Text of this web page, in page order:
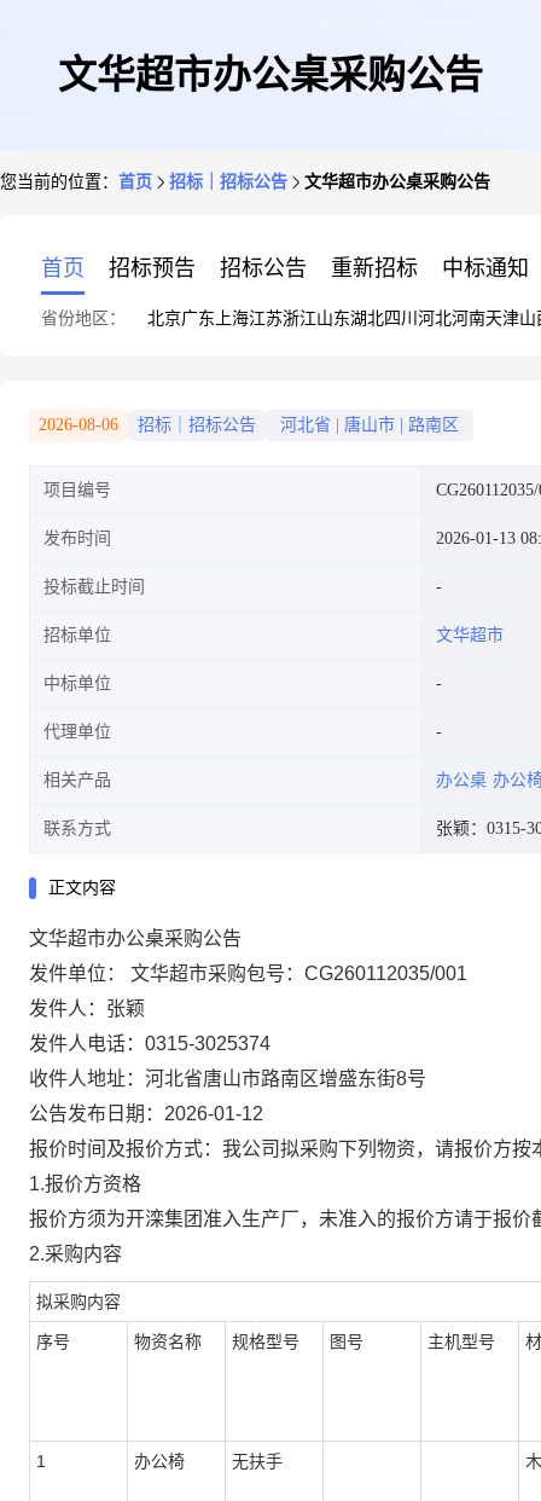
文华超市办公桌采购公告
您当前的位置： 首页 招标｜招标公告 文华超市办公桌采购公告
首页 招标预告 招标公告 重新招标 中标通知
省份地区： 北京广东 上海江苏浙江山东湖北四川 河北河南天津山
2026-08-06 招标｜招标公告 河北省 唐山市 路南区
项目编号
发布时间 2026-01-13
投标截止时间
招标单位 文华超市
中标单位
代理单位
相关产品 办公桌 办公
联系方式 张颖：0315-
正文内容
文华超市办公桌采购公告
发件单位： 文华超市采购包号：CG260112035/001
发件人：张颖
发件人电话：0315-3025374
收件人地址：河北省唐山市路南区增盛东街8号
公告发布日期：2026-01-12
报价时间及报价方式：我公司拟采购下列物资，请报价方
1.报价方资格
报价方须为开滦集团准入生产厂，未准入的报价方请于报
2.采购内容
拟采购内容
序号 物资名称 规格型号 图号 主机型号
1 办公椅 无扶手